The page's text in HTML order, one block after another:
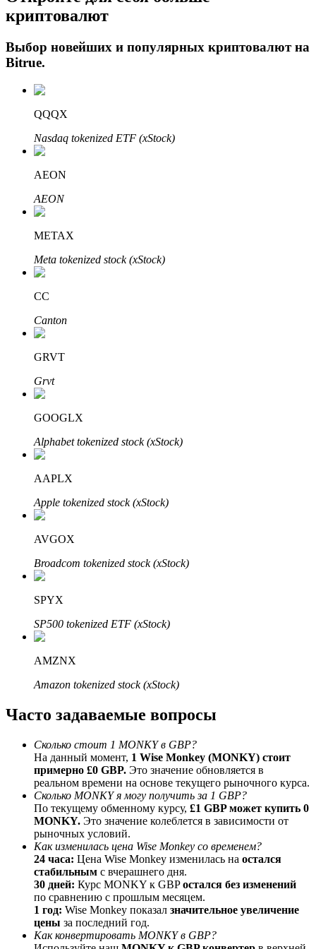
Авто Инвест
Узнайте о пассивном доходе
Bitrue
Bitrue Партнеры
Партнеры Bitrue
До 65% комиссии!
Реферал
Пригласите друга, чтобы получить денежные
вознаграждения
Deposit CASHCAT & Win
криптовалют
Выбор новейших и популярных криптовалют на
Bitrue.
QQQX
Nasdaq tokenized ETF (xStock)
AEON
AEON
METAX
Meta tokenized stock (xStock)
CC
Canton
GRVT
Grvt
GOOGLX
Alphabet tokenized stock (xStock)
AAPLX
Apple tokenized stock (xStock)
AVGOX
Broadcom tokenized stock (xStock)
SPYX
SP500 tokenized ETF (xStock)
AMZNX
Amazon tokenized stock (xStock)
Часто задаваемые вопросы
Сколько стоит 1 MONKY в GBP?
На данный момент, 1 Wise Monkey (MONKY) стоит
примерно £0 GBP. Это значение обновляется в
реальном времени на основе текущего рыночного курса.
Сколько MONKY я могу получить за 1 GBP?
По текущему обменному курсу, £1 GBP может купить 0
MONKY. Это значение колеблется в зависимости от
рыночных условий.
Как изменилась цена Wise Monkey со временем?
24 часа: Цена Wise Monkey изменилась на остался
стабильным с вчерашнего дня.
30 дней: Курс MONKY к GBPостался без изменений
по сравнению с прошлым месяцем.
1 год: Wise Monkey показал значительное увеличение
цены за последний год.
Как конвертировать MONKY в GBP?